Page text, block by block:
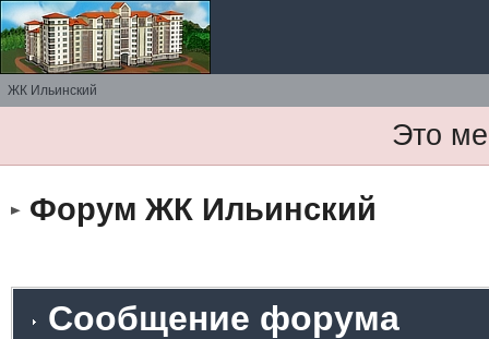
ЖК Ильинский
Это
Форум ЖК Ильинский
Сообщение форума